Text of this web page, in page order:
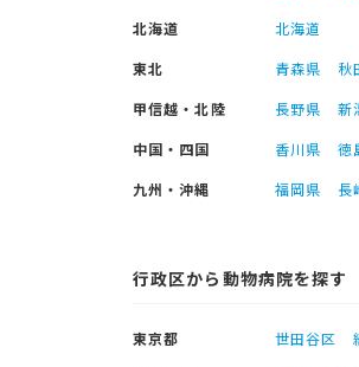
北海道
北海道
東北
青森県 秋
甲信越・北陸
長野県 新
中国・四国
香川県 徳
九州・沖縄
福岡県 長
行政区から動物病院を探す
東京都 世田谷区